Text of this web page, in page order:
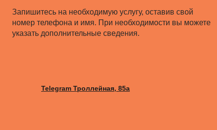
Запишитесь на необходимую услугу, оставив свой
номер телефона и имя. При необходимости вы можете
указать дополнительные сведения.
Telegram Троллейная, 85а